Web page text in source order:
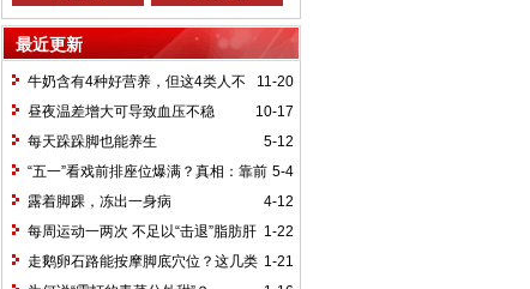
最近更新
11-20
牛奶含有4种好营养，但这4类人不
宜饮用
10-17
昼夜温差增大可导致血压不稳
5-12
每天跺跺脚也能养生
5-4
“五一”看戏前排座位爆满？真相：靠前
不一定最好
4-12
露着脚踝，冻出一身病
1-22
每周运动一两次 不足以“击退”脂肪肝
1-21
走鹅卵石路能按摩脚底穴位？这几类